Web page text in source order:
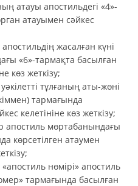
атауы апостильдегі «4»-
атауымен сәйкес
жасалған күні
«6»-тармақта басылған
көз жеткізу;
тұлғаның аты-жөні
тармағында
келетініне көз жеткізу;
апостиль мөртабанындағы
көрсетілген атаумен
нөмірі» апостиль
тармағында басылған